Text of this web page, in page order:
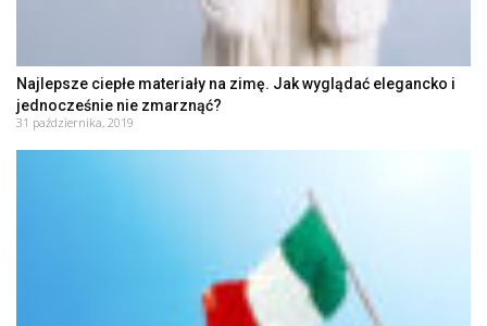
Najlepsze ciepłe materiały na zimę. Jak wyglądać elegancko i
jednocześnie nie zmarznąć?
31 października, 2019